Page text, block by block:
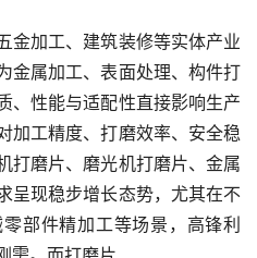
加工、建筑装修等实体产业
金属加工、表面处理、构件打
、性能与适配性直接影响生产
加工精度、打磨效率、安全稳
打磨片、磨光机打磨片、金属
呈现稳步增长态势，尤其在不
部件精加工等场景，高锋利